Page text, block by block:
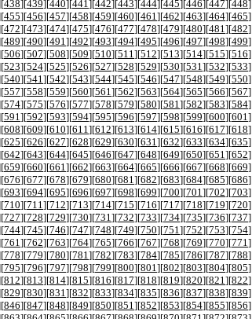
438][439][440][441 ][442][443][444][445][446][447][448]
455][456][457][458][459][460][461 ][462][463][464][465]
472][473][474][475][476][477][478][479][480][481 ][482]
489][490][491 ][492][493][494][495][496][497][498][499]
506][507][508][509][510][511 ][512][513][514][515][516]
523][524][525][526][527][528][529][530][531 ][532][533]
540][541 ][542][543][544][545][546][547][548][549][550]
557][558][559][560][561 ][562][563][564][565][566][567]
574][575][576][577][578][579][580][581 ][582][583][584]
591 ][592][593][594][595][596][597][598][599][600][601 ]
608][609][610][611 ][612][613][614][615][616][617][618]
625][626][627][628][629][630][631 ][632][633][634][635]
642][643][644][645][646][647][648][649][650][651 ][652]
659][660][661 ][662][663][664][665][666][667][668][669]
676][677][678][679][680][681 ][682][683][684][685][686]
693][694][695][696][697][698][699][700][701 ][702][703]
710][711 ][712][713][714][715][716][717][718][719][720]
727][728][729][730][731 ][732][733][734][735][736][737]
744][745][746][747][748][749][750][751 ][752][753][754]
761 ][762][763][764][765][766][767][768][769][770][771 ]
778][779][780][781 ][782][783][784][785][786][787][788]
795][796][797][798][799][800][801 ][802][803][804][805]
812][813][814][815][816][817][818][819][820][821 ][822]
829][830][831 ][832][833][834][835][836][837][838][839]
846][847][848][849][850][851 ][852][853][854][855][856]